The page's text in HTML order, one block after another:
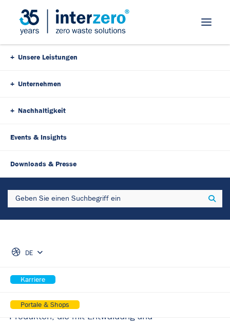
Skip Navigation
Unsere Leistungen
Unternehmen
Nachhaltigkeit
Events & Insights
Downloads & Presse
Search
DE
Karriere
Portale & Shops
EUDR: Was Unternehmen
über die neue EU-
wissen müssen
Die neue EU-Verordnung EUDR (EU Deforestation
Regulation) soll die Eindämmung des Handels mit
Produkten, die mit Entwaldung und